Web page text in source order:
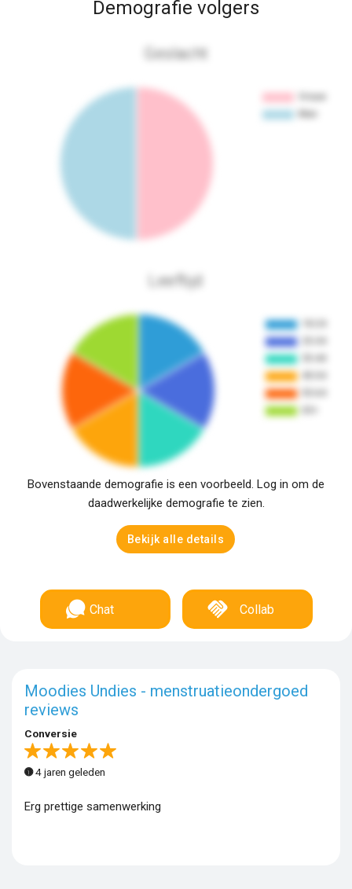
Demografie volgers
Geslacht
Leeftijd
Bovenstaande demografie is een voorbeeld. Log in om de
daadwerkelijke demografie te zien.
Bekijk alle details
Chat Collab
Moodies Undies - menstruatieondergoed
reviews
Conversie
4 jaren geleden
Erg prettige samenwerking